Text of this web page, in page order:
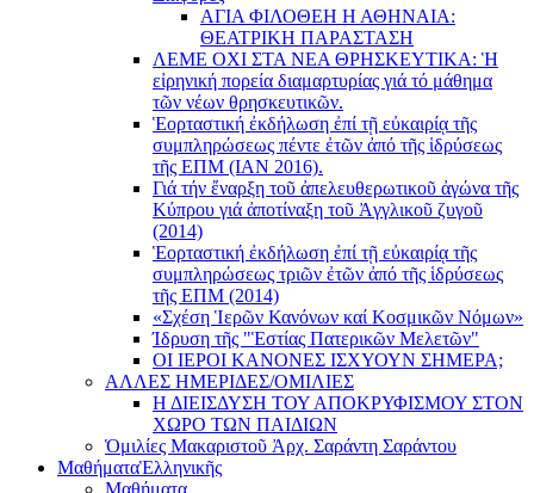
ΑΓΙΑ ΦΙΛΟΘΕΗ Η ΑΘΗΝΑΙΑ:
ΘΕΑΤΡΙΚΗ ΠΑΡΑΣΤΑΣΗ
ΛΕΜΕ ΟΧΙ ΣΤΑ ΝΕΑ ΘΡΗΣΚΕΥΤΙΚΑ: Ἡ
εἰρηνική πορεία διαμαρτυρίας γιά τό μάθημα
τῶν νέων θρησκευτικῶν.
Ἑορταστική ἐκδήλωση ἐπί τῇ εὐκαιρίᾳ τῆς
συμπληρώσεως πέντε ἐτῶν ἀπό τῆς ἱδρύσεως
τῆς ΕΠΜ (ΙΑΝ 2016).
Γιά τήν ἔναρξη τοῦ ἀπελευθερωτικοῦ ἀγώνα τῆς
Κύπρου γιά ἀποτίναξη τοῦ Ἀγγλικοῦ ζυγοῦ
(2014)
Ἑορταστική ἐκδήλωση ἐπί τῇ εὐκαιρίᾳ τῆς
συμπληρώσεως τριῶν ἐτῶν ἀπό τῆς ἱδρύσεως
τῆς ΕΠΜ (2014)
«Σχέση Ἱερῶν Κανόνων καί Κοσμικῶν Νόμων»
Ίδρυση τῆς "Ἑστίας Πατερικῶν Μελετῶν"
ΟΙ ΙΕΡΟΙ ΚΑΝΟΝΕΣ ΙΣΧΥΟΥΝ ΣΗΜΕΡΑ;
ΑΛΛΕΣ ΗΜΕΡΙΔΕΣ/ΟΜΙΛΙΕΣ
Η ΔΙΕΙΣΔΥΣΗ ΤΟΥ ΑΠΟΚΡΥΦΙΣΜΟΥ ΣΤΟΝ
ΧΩΡΟ ΤΩΝ ΠΑΙΔΙΩΝ
Ὁμιλίες Μακαριστοῦ Ἀρχ. Σαράντη Σαράντου
ΜαθήματαἙλληνικῆς
Μαθήματα